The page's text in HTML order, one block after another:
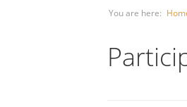
You are here: